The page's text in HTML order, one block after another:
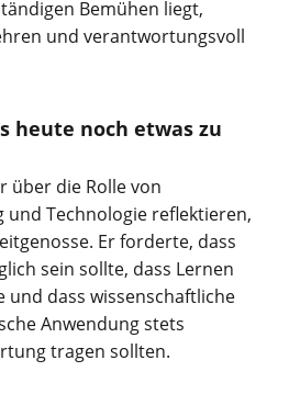
Bemühen liegt,
und verantwortungsvoll
heute noch etwas zu
über die Rolle von
und Technologie reflektieren,
Er forderte, dass
sein sollte, dass Lernen
und dass wissenschaftliche
Anwendung stets
tragen sollten.